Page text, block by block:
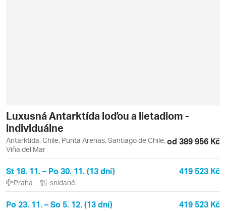
Luxusná Antarktída loďou a lietadlom -
individuálne
Antarktida, Chile, Punta Arenas, Santiago de Chile,
Viňa del Mar
od 389 956 Kč
St 18. 11. – Po 30. 11. (13 dní) 419 523 Kč
Praha snídaně
Po 23. 11. – So 5. 12. (13 dní) 419 523 Kč